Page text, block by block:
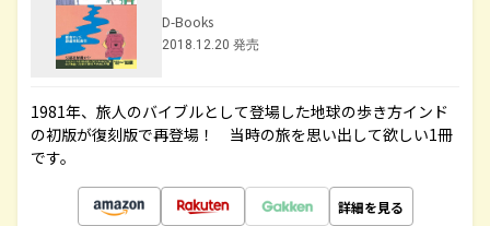
D-Books
2018.12.20 発売
1981年、旅人のバイブルとして登場した地球の歩き方インド
の初版が復刻版で再登場！ 当時の旅を思い出して欲しい1冊
です。
詳細を見る